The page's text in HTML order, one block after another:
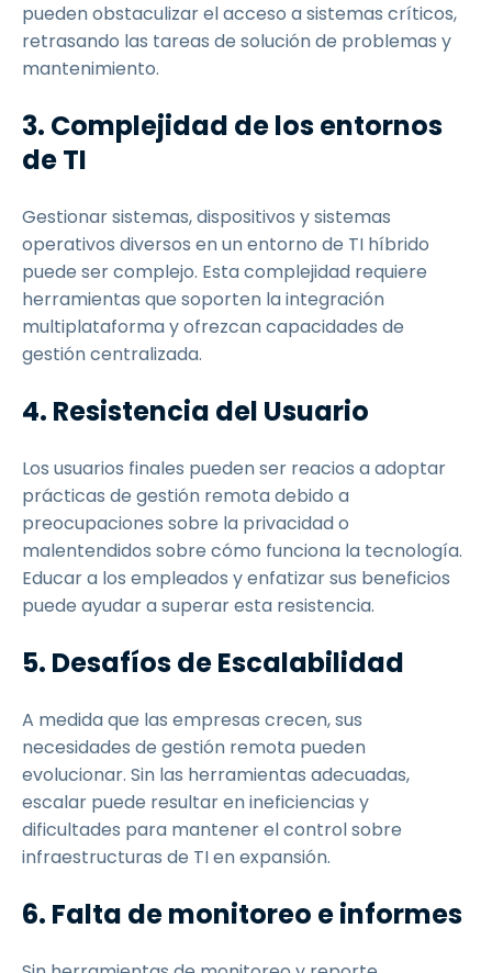
pueden obstaculizar el acceso a sistemas críticos,
retrasando las tareas de solución de problemas y
mantenimiento.
3. Complejidad de los entornos
de TI
Gestionar sistemas, dispositivos y sistemas
operativos diversos en un entorno de TI híbrido
puede ser complejo. Esta complejidad requiere
herramientas que soporten la integración
multiplataforma y ofrezcan capacidades de
gestión centralizada.
4. Resistencia del Usuario
Los usuarios finales pueden ser reacios a adoptar
prácticas de gestión remota debido a
preocupaciones sobre la privacidad o
malentendidos sobre cómo funciona la tecnología.
Educar a los empleados y enfatizar sus beneficios
puede ayudar a superar esta resistencia.
5. Desafíos de Escalabilidad
A medida que las empresas crecen, sus
necesidades de gestión remota pueden
evolucionar. Sin las herramientas adecuadas,
escalar puede resultar en ineficiencias y
dificultades para mantener el control sobre
infraestructuras de TI en expansión.
6. Falta de monitoreo e informes